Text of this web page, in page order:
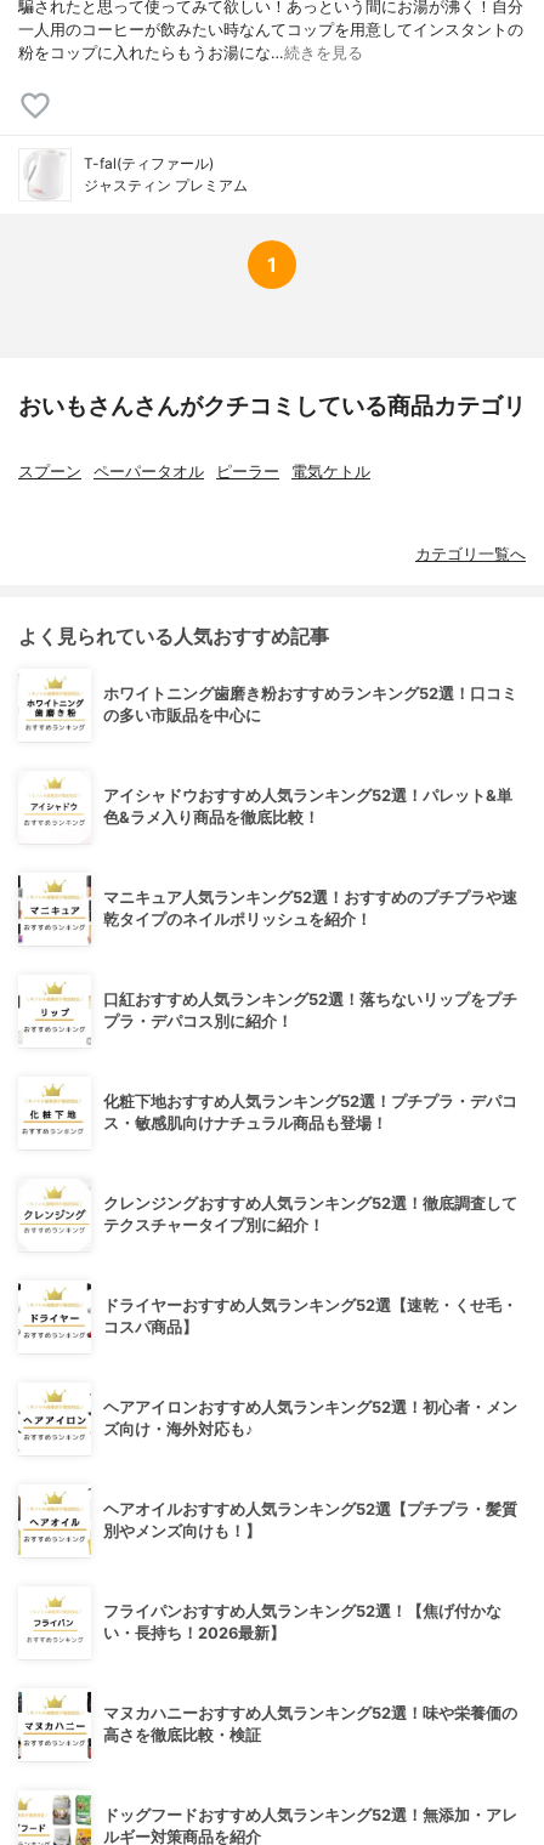
騙されたと思って使ってみて欲しい！あっという間にお湯が沸く！自分
一人用のコーヒーが飲みたい時なんてコップを用意してインスタントの
粉をコップに入れたらもうお湯にな…続きを見る
T-fal(ティファール)
ジャスティン プレミアム
1
おいもさんさんがクチコミしている商品カテゴリ
スプーン ペーパータオル ピーラー 電気ケトル
カテゴリ一覧へ
よく見られている人気おすすめ記事
ホワイトニング歯磨き粉おすすめランキング52選！口コミ
の多い市販品を中心に
アイシャドウおすすめ人気ランキング52選！パレット&単
色&ラメ入り商品を徹底比較！
マニキュア人気ランキング52選！おすすめのプチプラや速
乾タイプのネイルポリッシュを紹介！
口紅おすすめ人気ランキング52選！落ちないリップをプチ
プラ・デパコス別に紹介！
化粧下地おすすめ人気ランキング52選！プチプラ・デパコ
ス・敏感肌向けナチュラル商品も登場！
クレンジングおすすめ人気ランキング52選！徹底調査して
テクスチャータイプ別に紹介！
ドライヤーおすすめ人気ランキング52選【速乾・くせ毛・
コスパ商品】
ヘアアイロンおすすめ人気ランキング52選！初心者・メン
ズ向け・海外対応も♪
ヘアオイルおすすめ人気ランキング52選【プチプラ・髪質
別やメンズ向けも！】
フライパンおすすめ人気ランキング52選！【焦げ付かな
い・長持ち！2026最新】
マヌカハニーおすすめ人気ランキング52選！味や栄養価の
高さを徹底比較・検証
ドッグフードおすすめ人気ランキング52選！無添加・アレ
ルギー対策商品を紹介